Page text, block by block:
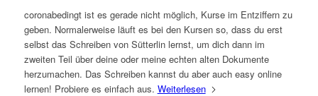
coronabedingt ist es gerade nicht möglich, Kurse im Entziffern zu
geben. Normalerweise läuft es bei den Kursen so, dass du erst
selbst das Schreiben von Sütterlin lernst, um dich dann im
zweiten Teil über deine oder meine echten alten Dokumente
herzumachen. Das Schreiben kannst du aber auch easy online
lernen! Probiere es einfach aus. Weiterlesen